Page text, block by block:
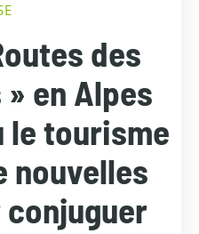
des
en Alpes
le tourisme
nouvelles